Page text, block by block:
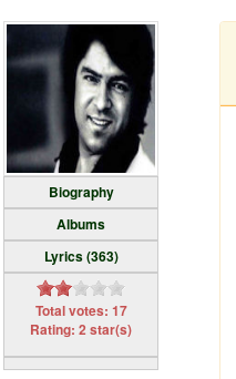
Biography
Albums
Lyrics (363)
Total votes: 17
Rating: 2 star(s)